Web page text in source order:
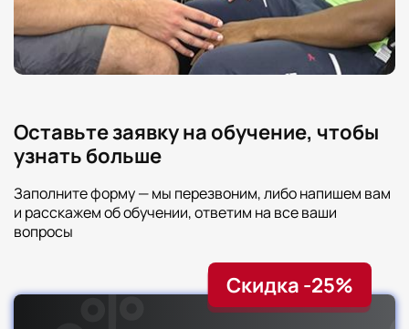
Оставьте заявку на обучение, чтобы
узнать больше
Заполните форму — мы перезвоним, либо напишем вам
и расскажем об обучении, ответим на все ваши
вопросы
Скидка -25%